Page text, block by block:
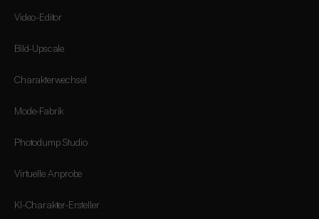
Video-Editor
Bild-Upscale
Charakterwechsel
Mode-Fabrik
Photodump Studio
Virtuelle Anprobe
KI-Charakter-Ersteller